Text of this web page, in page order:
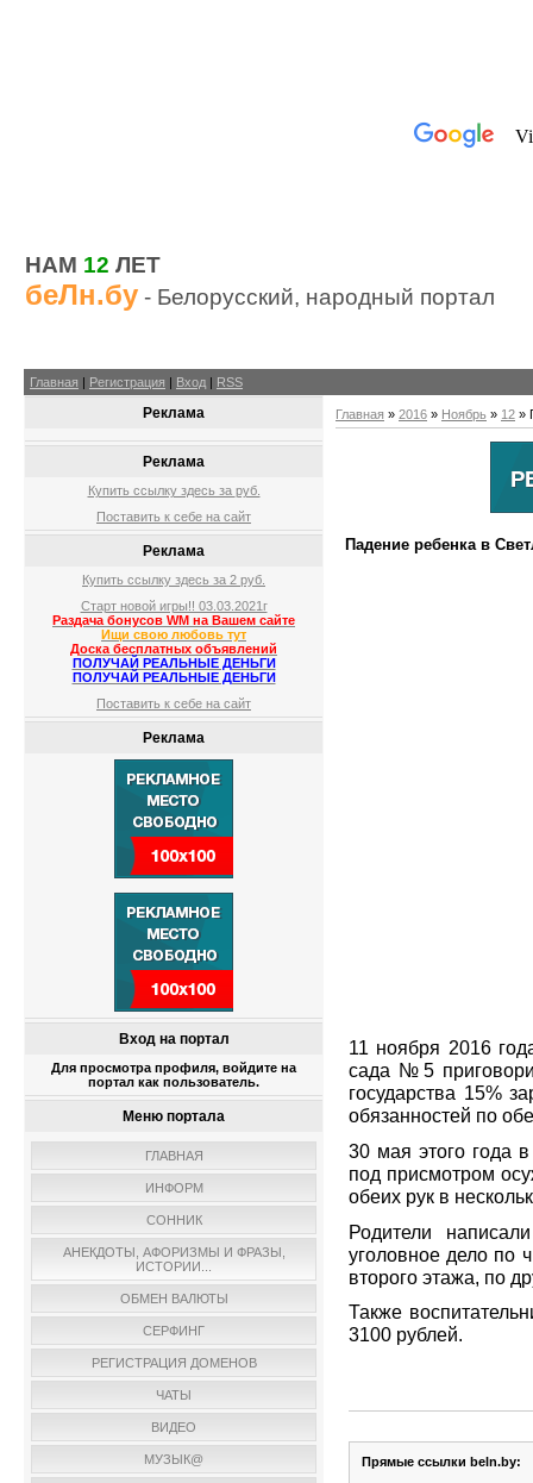
НАМ 12 ЛЕТ
беЛн.бу - Белорусский, народный портал
Главная | Регистрация | Вход | RSS
Реклама
Реклама
Купить ссылку здесь за руб.
Поставить к себе на сайт
Реклама
Купить ссылку здесь за 2 руб.
Старт новой игры!! 03.03.2021г
Раздача бонусов WM на Вашем сайте
Ищи свою любовь тут
Доска бесплатных объявлений
ПОЛУЧАЙ РЕАЛЬНЫЕ ДЕНЬГИ
ПОЛУЧАЙ РЕАЛЬНЫЕ ДЕНЬГИ
Поставить к себе на сайт
Реклама
Вход на портал
Для просмотра профиля, войдите на
портал как пользователь.
Меню портала
ГЛАВНАЯ
ИНФОРМ
СОННИК
АНЕКДОТЫ, АФОРИЗМЫ И ФРАЗЫ,
ИСТОРИИ...
ОБМЕН ВАЛЮТЫ
СЕРФИНГ
РЕГИСТРАЦИЯ ДОМЕНОВ
ЧАТЫ
ВИДЕО
МУЗЫК@
Главная » 2016 » Ноябрь » 12 »
Падение ребенка в
11 ноября 2016
сада №5
государства 15%
обязанностей по
30 мая этого года
под присмотром
обеих рук в
Родители
уголовное дело по
второго этажа, по
Также
3100 рублей.
Прямые ссылки beln.by: